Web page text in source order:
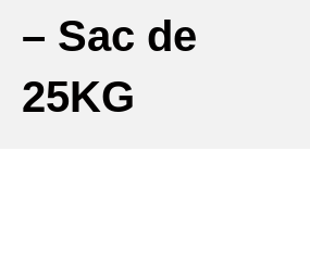
– Sac de
25KG